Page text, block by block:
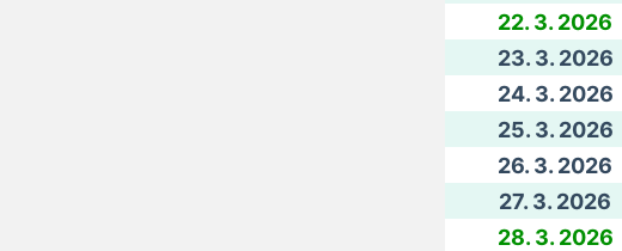
22. 3. 2026
23. 3. 2026
24. 3. 2026
25. 3. 2026
26. 3. 2026
27. 3. 2026
28. 3. 2026